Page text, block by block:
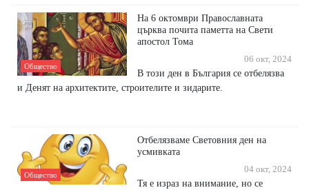
Общество
На 6 октомври Православната
църква почита паметта на Свети
апостол Тома
06 окт, 2024
В този ден в България се отбелязва
и Денят на архитектите, строителите и зидарите.
Общество
Отбелязваме Световния ден на
усмивката
04 окт, 2024
Тя е израз на внимание, но се